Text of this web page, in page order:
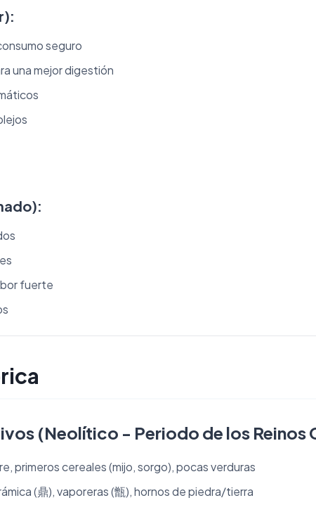
seguro
una mejor digestión
fuerte
(Neolítico - Periodo de los Reinos
primeros cereales (mijo, sorgo), pocas verduras
(鼎), vaporeras (甑), hornos de piedra/tierra